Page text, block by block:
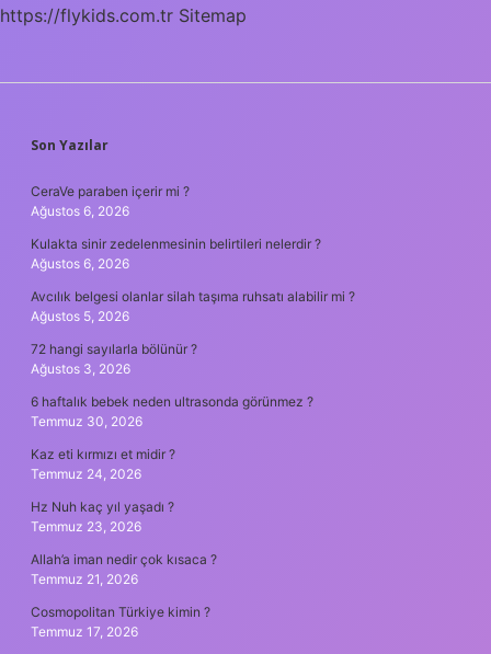
https://flykids.com.tr Sitemap
SIDEBAR
Son Yazılar
CeraVe paraben içerir mi ?
Ağustos 6, 2026
Kulakta sinir zedelenmesinin belirtileri nelerdir ?
Ağustos 6, 2026
Avcılık belgesi olanlar silah taşıma ruhsatı alabilir mi ?
Ağustos 5, 2026
72 hangi sayılarla bölünür ?
Ağustos 3, 2026
6 haftalık bebek neden ultrasonda görünmez ?
Temmuz 30, 2026
Kaz eti kırmızı et midir ?
Temmuz 24, 2026
Hz Nuh kaç yıl yaşadı ?
Temmuz 23, 2026
Allah’a iman nedir çok kısaca ?
Temmuz 21, 2026
Cosmopolitan Türkiye kimin ?
Temmuz 17, 2026